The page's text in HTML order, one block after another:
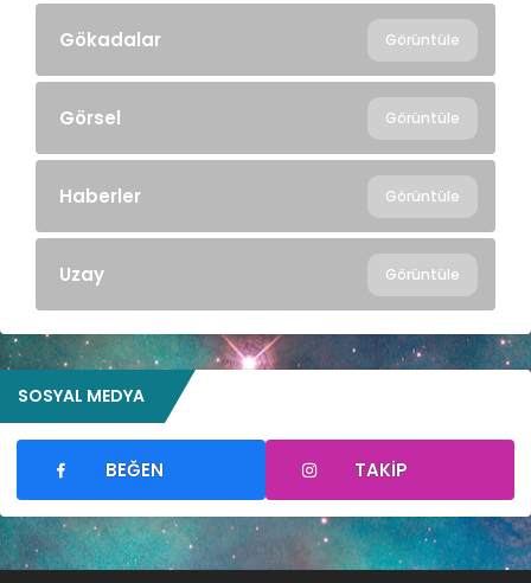
Gökadalar Görüntüle
Görsel Görüntüle
Haberler Görüntüle
Uzay Görüntüle
SOSYAL MEDYA
BEĞEN TAKIP